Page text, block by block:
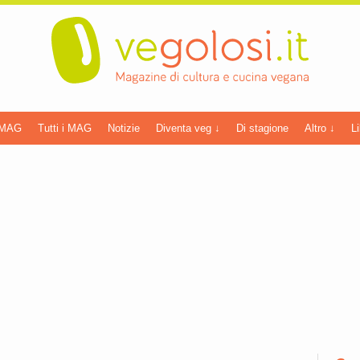
Tutti i MAG Notizie Diventa veg ↓ Di stagione Altro ↓